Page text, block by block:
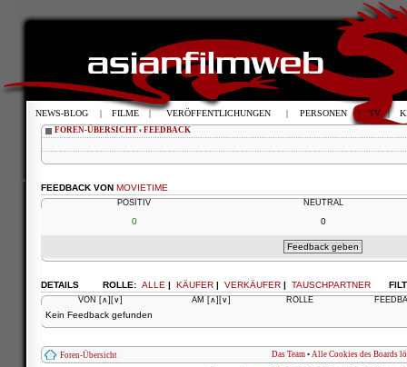
FOREN-ÜBERSICHT ‹ FEEDBACK
FEEDBACK VON MOVIETIME
POSITIV NEUTRAL
0 0
ROLLE: ALLE | KÄUFER | VERKÄUFER | TAUSCHPARTNER
DETAILS
VON [∧] [∨] AM [∧] [∨] ROLLE
Kein Feedback gefunden
Foren-Übersicht Das Team • Alle Cookies des Boards
NEWS-BLOG | FILME | VERÖFFENTLICHUNGEN | PERSONEN | TV |